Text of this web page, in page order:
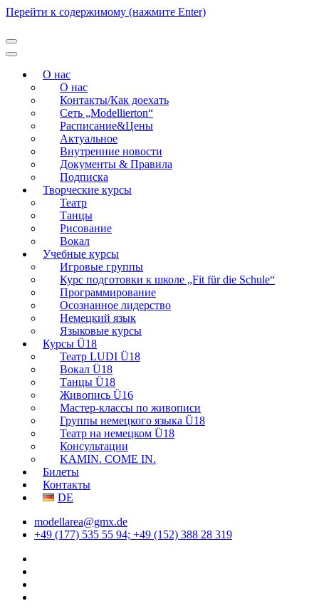
Перейти к содержимому (нажмите Enter)
О нас
О нас
Контакты/Как доехать
Сеть „Modellierton“
Расписание&Цены
Актуальное
Внутренние новости
Документы & Правила
Подписка
Творческие курсы
Театр
Танцы
Рисование
Вокал
Учебные курсы
Игровые группы
Курс подготовки к школе „Fit für die Schule“
Программирование
Осознанное лидерство
Немецкий язык
Языковые курсы
Курсы Ü18
Театр LUDI Ü18
Вокал Ü18
Танцы Ü18
Живопись Ü16
Мастер-классы по живописи
Группы немецкого языка Ü18
Театр на немецком Ü18
Консультации
KAMIN. COME IN.
Билеты
Контакты
DE
modellarea@gmx.de
+49 (177) 535 55 94; +49 (152) 388 28 319